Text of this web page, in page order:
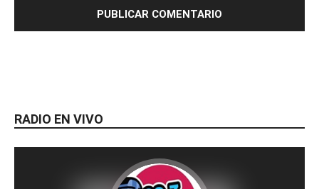
RADIO EN VIVO